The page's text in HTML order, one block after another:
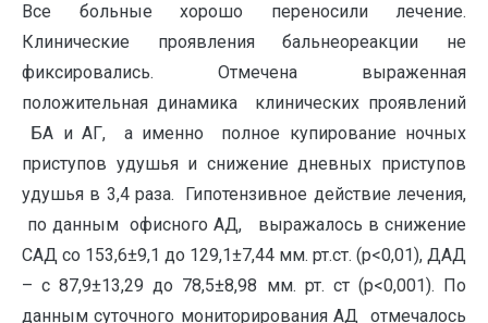
Все больные хорошо переносили лечение.
Клинические проявления бальнеореакции не
фиксировались. Отмечена выраженная
положительная динамика клинических проявлений
БА и АГ, а именно полное купирование ночных
приступов удушья и снижение дневных приступов
удушья в 3,4 раза. Гипотензивное действие лечения,
по данным офисного АД, выражалось в снижение
САД со 153,6±9,1 до 129,1±7,44 мм. рт.ст. (р<0,01), ДАД
– с 87,9±13,29 до 78,5±8,98 мм. рт. ст (р<0,001). По
данным суточного мониторирования АД отмечалось